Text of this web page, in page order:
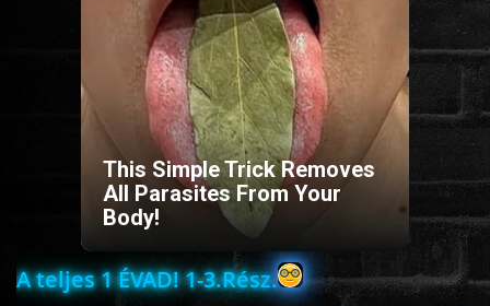
ANIMÁCIÓS
FANTASY
This Simple Trick Removes
All Parasites From Your
Body!
A teljes 1 ÉVAD! 1-3.Rész.